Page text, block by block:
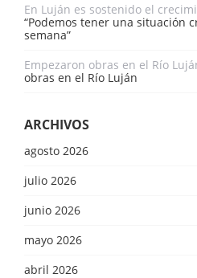
En Luján es sostenido el
“Podemos tener una situación
semana”
Empezaron obras en el Río
obras en el Río Luján
ARCHIVOS
agosto 2026
julio 2026
junio 2026
mayo 2026
abril 2026